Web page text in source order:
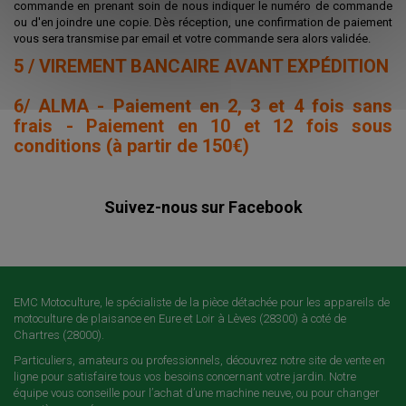
commande en prenant soin de nous indiquer le numéro de commande
ou d'en joindre une copie. Dès réception, une confirmation de paiement
vous sera transmise par email et votre commande sera alors validée.
5 / VIREMENT BANCAIRE AVANT EXPÉDITION
6/ ALMA - Paiement en 2, 3 et 4 fois sans
frais - Paiement en 10 et 12 fois sous
conditions (à partir de 150€)
Suivez-nous sur Facebook
EMC Motoculture, le spécialiste de la pièce détachée pour les appareils de
motoculture de plaisance en Eure et Loir à Lèves (28300) à coté de
Chartres (28000).
Particuliers, amateurs ou professionnels, découvrez notre site de vente en
ligne pour satisfaire tous vos besoins concernant votre jardin. Notre
équipe vous conseille pour l’achat d’une machine neuve, ou pour changer